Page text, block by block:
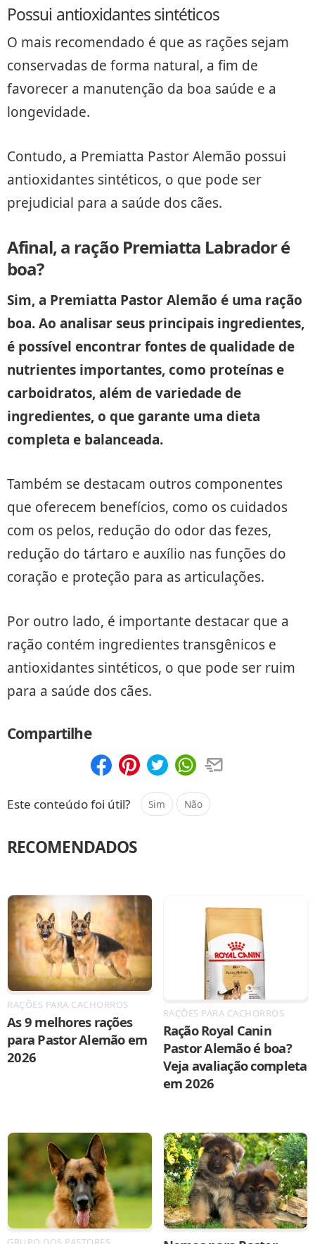
Possui antioxidantes sintéticos
O mais recomendado é que as rações sejam
conservadas de forma natural, a fim de
favorecer a manutenção da boa saúde e a
longevidade.
Contudo, a Premiatta Pastor Alemão possui
antioxidantes sintéticos, o que pode ser
prejudicial para a saúde dos cães.
Afinal, a ração Premiatta Labrador é
boa?
Sim, a Premiatta Pastor Alemão é uma ração
boa. Ao analisar seus principais ingredientes,
é possível encontrar fontes de qualidade de
nutrientes importantes, como proteínas e
carboidratos, além de variedade de
ingredientes, o que garante uma dieta
completa e balanceada.
Também se destacam outros componentes
que oferecem benefícios, como os cuidados
com os pelos, redução do odor das fezes,
redução do tártaro e auxílio nas funções do
coração e proteção para as articulações.
Por outro lado, é importante destacar que a
ração contém ingredientes transgênicos e
antioxidantes sintéticos, o que pode ser ruim
para a saúde dos cães.
Compartilhe
Este conteúdo foi útil? Sim Não
RECOMENDADOS
RAÇÕES PARA CACHORROS
As 9 melhores rações
para Pastor Alemão em
2026
RAÇÕES PARA CACHORROS
Ração Royal Canin
Pastor Alemão é boa?
Veja avaliação completa
em 2026